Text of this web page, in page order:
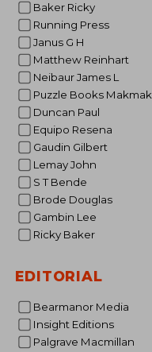
Baker Ricky
Running Press
Janus G H
Matthew Reinhart
Neibaur James L
Puzzle Books Makmak
Duncan Paul
Equipo Resena
Gaudin Gilbert
Lemay John
S T Bende
Brode Douglas
Gambin Lee
Ricky Baker
EDITORIAL
Bearmanor Media
Insight Editions
Palgrave Macmillan